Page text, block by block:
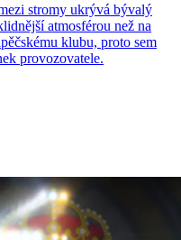
stromy ukrývá bývalý
atmosférou než na
klubu, proto sem
provozovatele.